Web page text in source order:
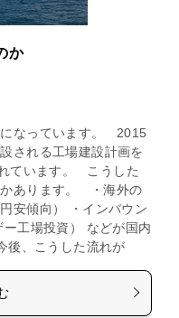
か
になっています。 2015
される工場建設計画を
ています。 こうした
かあります。 ・海外の
安傾向） ・インバウン
工場投資） などが国内
後、こうした流れが